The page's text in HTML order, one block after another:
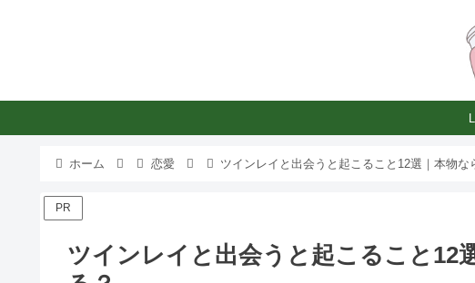
ホーム 恋愛 ツインレイと出会うと起こること12選｜本物な
PR
ツインレイと出会うと起こること12